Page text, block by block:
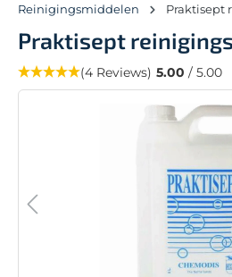
Reinigingsmiddelen
Praktisept
Praktisept
(4 Reviews) 5.00 / 5.00